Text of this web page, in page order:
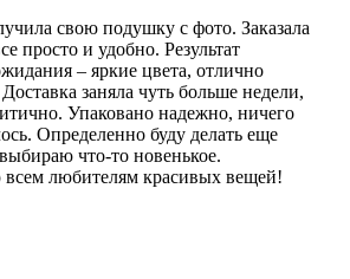
свою подушку с фото. Заказала
просто и удобно. Результат
– яркие цвета, отлично
заняла чуть больше недели,
Упаковано надежно, ничего
Определенно буду делать еще
что-то новенькое.
любителям красивых вещей!